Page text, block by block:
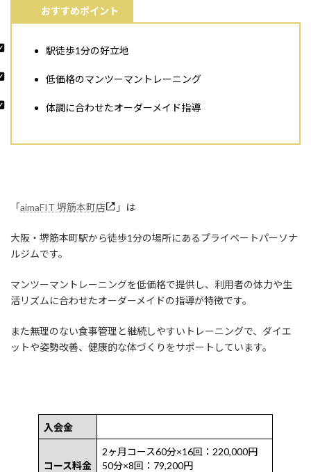
おすすめポイント
駅徒歩1分の好立地
低価格のマンツーマントレーニング
体調に合わせたオーダーメイド指導
「aimaFIT 堺筋本町店 」は
大阪・堺筋本町駅から徒歩1分の場所にあるプライベートパーソナ
ルジムです。
マンツーマントレーニングを低価格で提供し、利用者の体力や生
活リズムに合わせたオーダーメイドの指導が特徴です。
また無理のない食事管理と継続しやすいトレーニングで、ダイエ
ットや姿勢改善、健康的な体づくりをサポートしています。
入会金
コース料金
2ヶ月コース60分×16回：220,000円
50分×8回：79,200円